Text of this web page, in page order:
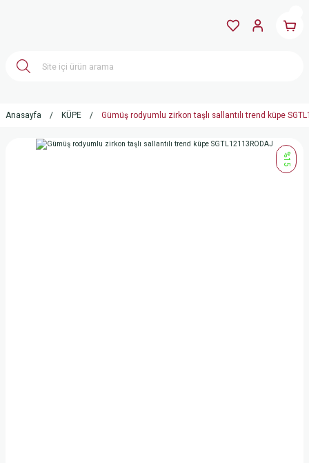
Anasayfa KÜPE Gümüş rodyumlu zirkon taşlı sallantılı trend küpe
%15